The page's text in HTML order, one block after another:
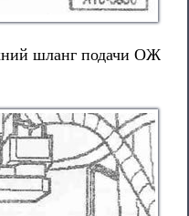
шланг подачи ОЖ